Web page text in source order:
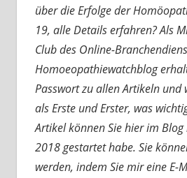
über die Erfolge der
19, alle Details erfahren? Als
Club des Online-
Homoeopathiewatchblog
Passwort zu allen Artikeln und
als Erste und Erster, was
Artikel können Sie hier im Blog
2018 gestartet habe. Sie
werden, indem Sie mir eine E-